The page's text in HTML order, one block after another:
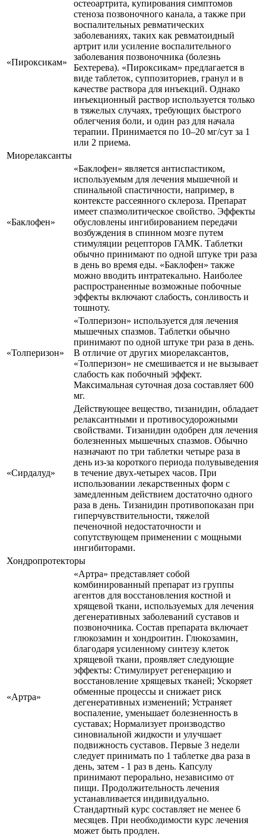
«Пироксикам»
остеоартрита, купирования симптомов
стеноза позвоночного канала, а также при
воспалительных ревматических
заболеваниях, таких как ревматоидный
артрит или усиление воспалительного
заболевания позвоночника (болезнь
Бехтерева). «Пироксикам» предлагается в
виде таблеток, суппозиториев, гранул и в
качестве раствора для инъекций. Однако
инъекционный раствор используется только
в тяжелых случаях, требующих быстрого
облегчения боли, и один раз для начала
терапии. Принимается по 10–20 мг/сут за 1
или 2 приема.
Миорелаксанты
«Баклофен»
«Баклофен» является антиспастиком,
используемым для лечения мышечной и
спинальной спастичности, например, в
контексте рассеянного склероза. Препарат
имеет спазмолитическое свойство. Эффекты
обусловлены ингибированием передачи
возбуждения в спинном мозге путем
стимуляции рецепторов ГАМК. Таблетки
обычно принимают по одной штуке три раза
в день во время еды. «Баклофен» также
можно вводить интратекально. Наиболее
распространенные возможные побочные
эффекты включают слабость, сонливость и
тошноту.
«Толперизон»
«Толперизон» используется для лечения
мышечных спазмов. Таблетки обычно
принимают по одной штуке три раза в день.
В отличие от других миорелаксантов,
«Толперизон» не смешивается и не вызывает
слабость как побочный эффект.
Максимальная суточная доза составляет 600
мг.
«Сирдалуд»
Действующее вещество, тизанидин, обладает
релаксантными и противосудорожными
свойствами. Тизанидин одобрен для лечения
болезненных мышечных спазмов. Обычно
назначают по три таблетки четыре раза в
день из-за короткого периода полувыведения
в течение двух-четырех часов. При
использовании лекарственных форм с
замедленным действием достаточно одного
раза в день. Тизанидин противопоказан при
гиперчувствительности, тяжелой
печеночной недостаточности и
сопутствующем применении с мощными
ингибиторами.
Хондропротекторы
«Артра»
«Артра» представляет собой
комбинированный препарат из группы
агентов для восстановления костной и
хрящевой ткани, используемых для лечения
дегенеративных заболеваний суставов и
позвоночника. Состав препарата включает
глюкозамин и хондроитин. Глюкозамин,
благодаря усиленному синтезу клеток
хрящевой ткани, проявляет следующие
эффекты: Стимулирует регенерацию и
восстановление хрящевых тканей; Ускоряет
обменные процессы и снижает риск
дегенеративных изменений; Устраняет
воспаление, уменьшает болезненность в
суставах; Нормализует производство
синовиальной жидкости и улучшает
подвижность суставов. Первые 3 недели
следует принимать по 1 таблетке два раза в
день, затем - 1 раз в день. Капсулу
принимают перорально, независимо от
пищи. Продолжительность лечения
устанавливается индивидуально.
Стандартный курс составляет не менее 6
месяцев. При необходимости курс лечения
может быть продлен.